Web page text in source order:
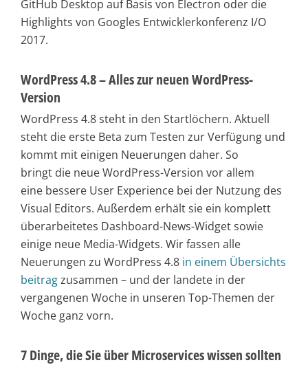
GitHub Desktop auf Basis von Electron oder die
Highlights von Googles Entwicklerkonferenz I/O
2017.
WordPress 4.8 – Alles zur neuen WordPress-
Version
WordPress 4.8 steht in den Startlöchern. Aktuell
steht die erste Beta zum Testen zur Verfügung und
kommt mit einigen Neuerungen daher. So
bringt die neue WordPress-Version vor allem
eine bessere User Experience bei der Nutzung des
Visual Editors. Außerdem erhält sie ein komplett
überarbeitetes Dashboard-News-Widget sowie
einige neue Media-Widgets. Wir fassen alle
Neuerungen zu WordPress 4.8 in einem Übersichts
beitragzusammen – und der landete in der
vergangenen Woche in unseren Top-Themen der
Woche ganz vorn.
7 Dinge, die Sie über Microservices wissen sollten